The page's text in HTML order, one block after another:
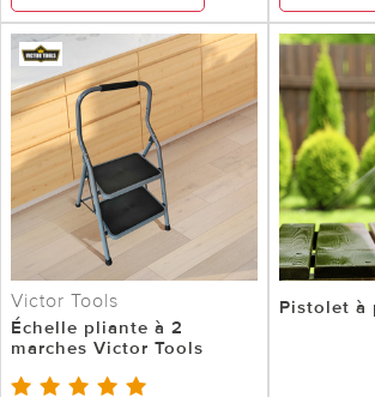
Victor Tools
Échelle pliante à 2
marches Victor Tools
Pistolet à